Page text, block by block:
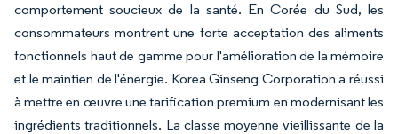
comportement soucieux de la santé. En Corée du Sud, les
consommateurs montrent une forte acceptation des aliments
fonctionnels haut de gamme pour l'amélioration de la mémoire
et le maintien de l'énergie. Korea Ginseng Corporation a réussi
à mettre en œuvre une tarification premium en modernisant les
ingrédients traditionnels. La classe moyenne vieillissante de la